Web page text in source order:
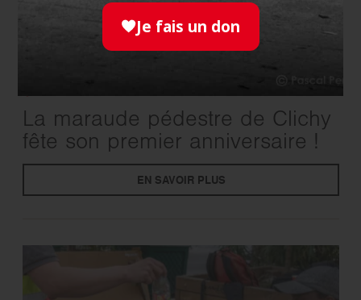
La maraude pédestre de Clichy
fête son premier anniversaire !
EN SAVOIR PLUS
Je fais un don